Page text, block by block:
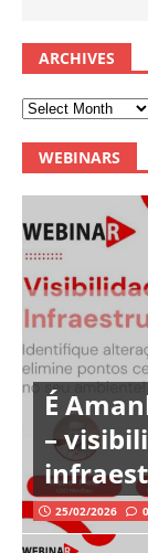
ARCHIVES
WEBINARS
É
–
25/02/2026 0